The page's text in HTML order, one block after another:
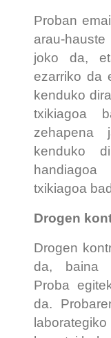
Proban
arau-
joko da,
ezarriko da
kenduko
txikiagoa
kenduko
txikiagoa
Drogen
Drogen
da, baina
Proba
da.